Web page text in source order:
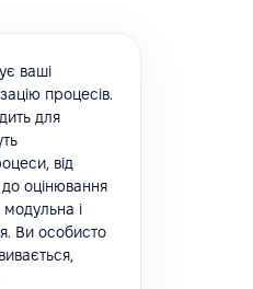
ваші
процесів.
для
від
до оцінювання
і
Ви особисто